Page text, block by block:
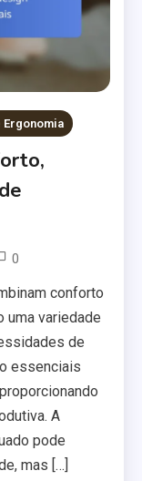
0
conforto
uma variedade
de
essenciais
A
pode
mas […]